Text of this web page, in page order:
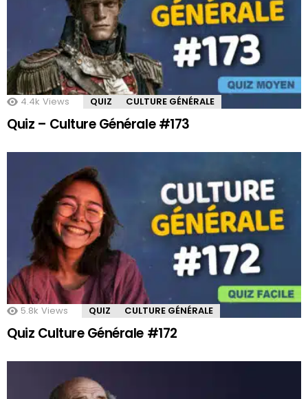
4.4k Views QUIZ CULTURE GÉNÉRALE
Quiz – Culture Générale #173
5.8k Views QUIZ CULTURE GÉNÉRALE
Quiz Culture Générale #172